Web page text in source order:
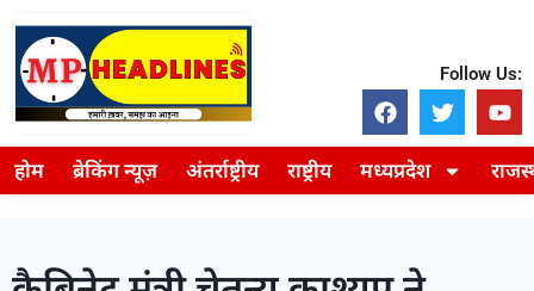
Follow Us:
होम ब्रेकिंग न्यूज़ अंतर्राष्ट्रीय राष्ट्रीय मध्यप्रदेश